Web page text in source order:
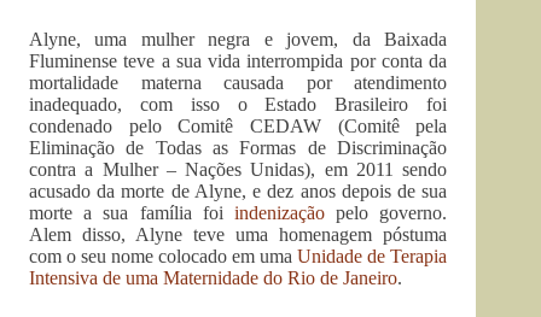
Alyne, uma mulher negra e jovem, da Baixada
Fluminense teve a sua vida interrompida por conta da
mortalidade materna causada por atendimento
inadequado, com isso o Estado Brasileiro foi
condenado pelo Comitê CEDAW (Comitê pela
Eliminação de Todas as Formas de Discriminação
contra a Mulher – Nações Unidas), em 2011 sendo
acusado da morte de Alyne, e dez anos depois de sua
morte a sua família foi indenizaçãopelo governo.
Alem disso, Alyne teve uma homenagem póstuma
com o seu nome colocado em umaUnidade de Terapia
Intensiva de uma Maternidade do Rio de Janeiro.